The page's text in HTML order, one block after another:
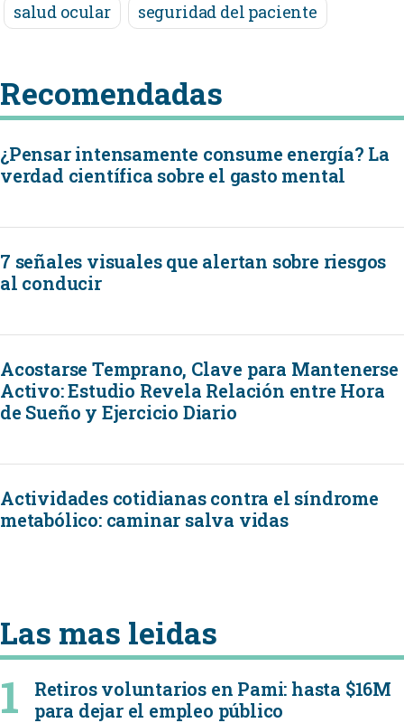
salud ocular seguridad del paciente
Recomendadas
¿Pensar intensamente consume energía? La
verdad científica sobre el gasto mental
7 señales visuales que alertan sobre riesgos
al conducir
Acostarse Temprano, Clave para Mantenerse
Activo: Estudio Revela Relación entre Hora
de Sueño y Ejercicio Diario
Actividades cotidianas contra el síndrome
metabólico: caminar salva vidas
Las mas leidas
Retiros voluntarios en Pami: hasta $16M
para dejar el empleo público